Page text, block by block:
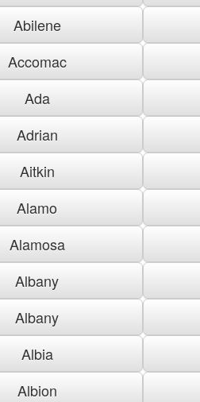
Abilene
Accomac
Ada
Adrian
Aitkin
Alamo
Alamosa
Albany
Albany
Albia
Albion